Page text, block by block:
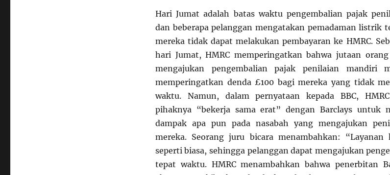
Hari Jumat adalah batas waktu pengembalian pajak
dan beberapa pelanggan mengatakan pemadaman listrik
mereka tidak dapat melakukan pembayaran ke HMRC.
hari Jumat, HMRC memperingatkan bahwa jutaan
mengajukan pengembalian pajak penilaian mandiri
memperingatkan denda £100 bagi mereka yang tidak
waktu. Namun, dalam pernyataan kepada BBC,
pihaknya “bekerja sama erat” dengan Barclays untuk
dampak apa pun pada nasabah yang mengajukan
mereka. Seorang juru bicara menambahkan: “Layanan
seperti biasa, sehingga pelanggan dapat mengajukan
tepat waktu. HMRC menambahkan bahwa penerbitan